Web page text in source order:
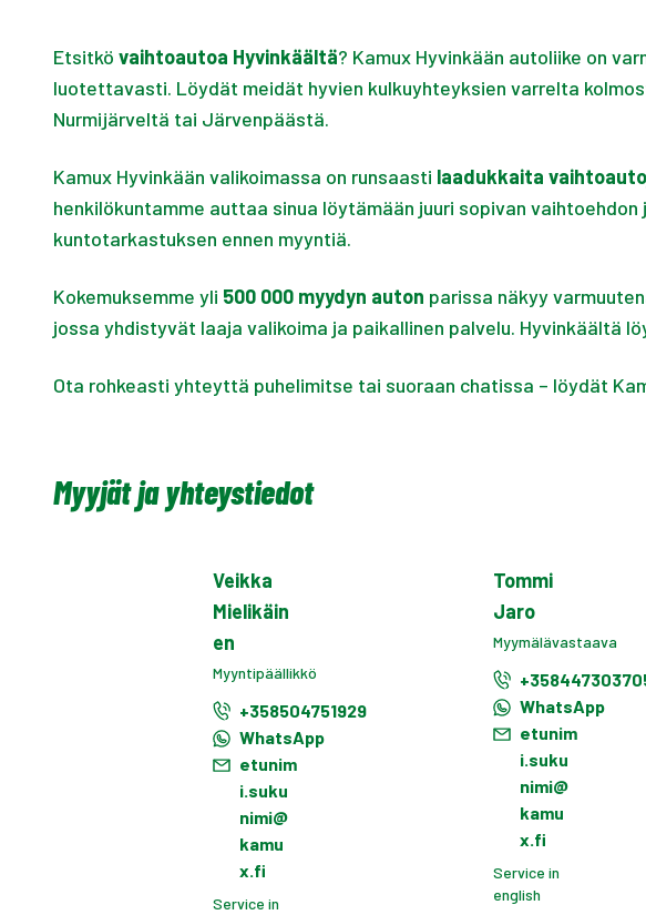
Etsitkö vaihtoautoa Hyvinkäältä? Kamux Hyvinkään autoliike on
luotettavasti. Löydät meidät hyvien kulkuyhteyksien varrelta
Nurmijärveltä tai Järvenpäästä.
Kamux Hyvinkään valikoimassa on runsaasti laadukkaita
henkilökuntamme auttaa sinua löytämään juuri sopivan
kuntotarkastuksen ennen myyntiä.
Kokemuksemme yli 500 000 myydyn auton parissa näkyy
jossa yhdistyvät laaja valikoima ja paikallinen palvelu. Hyvinkäältä
Ota rohkeasti yhteyttä puhelimitse tai suoraan chatissa – löydät
Myyjät ja yhteystiedot
Veikka
Mielikäin
en
Myyntipäällikkö
+358504751929
WhatsApp
etunim
i.suku
nimi@
kamu
x.fi
Service in
Tommi
Jaro
Myymälävastaava
WhatsApp
etunim
i.suku
nimi@
kamu
x.fi
Service in
english